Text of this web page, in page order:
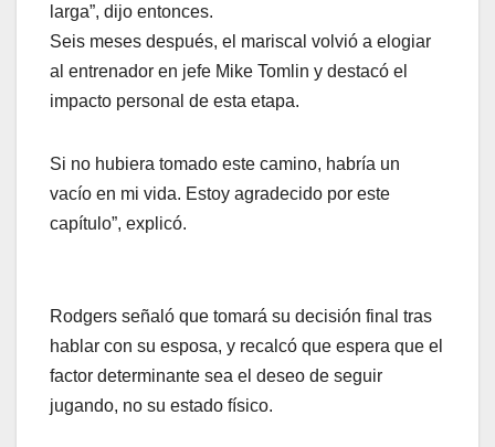
larga”, dijo entonces.
Seis meses después, el mariscal volvió a elogiar
al entrenador en jefe Mike Tomlin y destacó el
impacto personal de esta etapa.
Si no hubiera tomado este camino, habría un
vacío en mi vida. Estoy agradecido por este
capítulo”, explicó.
Rodgers señaló que tomará su decisión final tras
hablar con su esposa, y recalcó que espera que el
factor determinante sea el deseo de seguir
jugando, no su estado físico.